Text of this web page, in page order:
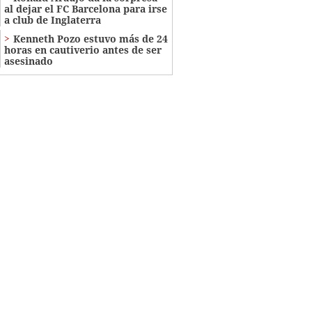
al dejar el FC Barcelona para irse
a club de Inglaterra
Kenneth Pozo estuvo más de 24
horas en cautiverio antes de ser
asesinado